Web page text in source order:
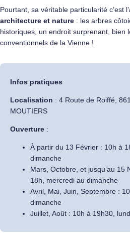
Pourtant, sa véritable particularité c’est l’
architecture et nature : les arbres
historiques, un endroit surprenant, bien
conventionnels de la Vienne !
Infos pratiques
Localisation : 4 Route de Roiffé,
MOUTIERS
Ouverture :
À partir du 13 Février : 10h à
dimanche
Mars, Octobre, et jusqu’au 15
18h, mercredi au dimanche
Avril, Mai, Juin, Septembre :
dimanche
Juillet, Août : 10h à 19h30,